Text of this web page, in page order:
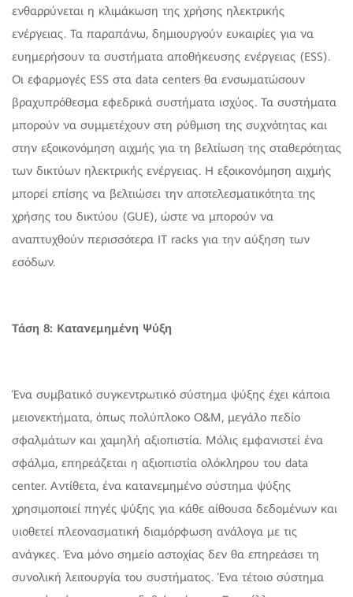
ενθαρρύνεται η κλιμάκωση της χρήσης ηλεκτρικής
ενέργειας. Τα παραπάνω, δημιουργούν ευκαιρίες για να
ευημερήσουν τα συστήματα αποθήκευσης ενέργειας (ESS).
Οι εφαρμογές ESS στα data centers θα ενσωματώσουν
βραχυπρόθεσμα εφεδρικά συστήματα ισχύος. Τα συστήματα
μπορούν να συμμετέχουν στη ρύθμιση της συχνότητας και
στην εξοικονόμηση αιχμής για τη βελτίωση της σταθερότητας
των δικτύων ηλεκτρικής ενέργειας. Η εξοικονόμηση αιχμής
μπορεί επίσης να βελτιώσει την αποτελεσματικότητα της
χρήσης του δικτύου (GUE), ώστε να μπορούν να
αναπτυχθούν περισσότερα IT racks για την αύξηση των
εσόδων.
Τάση 8: Κατανεμημένη Ψύξη
Ένα συμβατικό συγκεντρωτικό σύστημα ψύξης έχει κάποια
μειονεκτήματα, όπως πολύπλοκο O&M, μεγάλο πεδίο
σφαλμάτων και χαμηλή αξιοπιστία. Μόλις εμφανιστεί ένα
σφάλμα, επηρεάζεται η αξιοπιστία ολόκληρου του data
center. Αντίθετα, ένα κατανεμημένο σύστημα ψύξης
χρησιμοποιεί πηγές ψύξης για κάθε αίθουσα δεδομένων και
υιοθετεί πλεονασματική διαμόρφωση ανάλογα με τις
ανάγκες. Ένα μόνο σημείο αστοχίας δεν θα επηρεάσει τη
συνολική λειτουργία του συστήματος. Ένα τέτοιο σύστημα